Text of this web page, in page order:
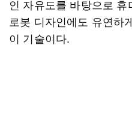
인 자유도를 바탕으로
로봇 디자인에도 유연하
이 기술이다.